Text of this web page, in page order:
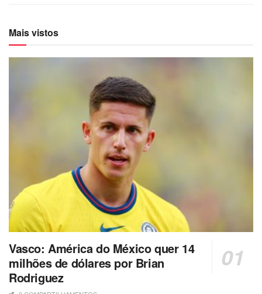
Mais vistos
Vasco: América do México quer 14
milhões de dólares por Brian
Rodriguez